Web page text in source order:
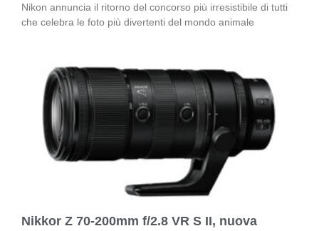
Nikon annuncia il ritorno del concorso più irresistibile di tutti
che celebra le foto più divertenti del mondo animale
Nikkor Z 70-200mm f/2.8 VR S II, nuova